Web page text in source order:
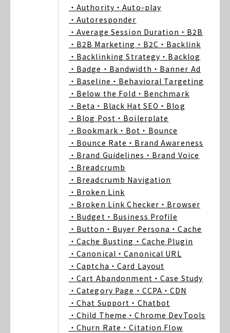
・Authority ・Auto-play
・Autoresponder
・Average Session Duration ・B2B
・B2B Marketing ・B2C ・Backlink
・Backlinking Strategy ・Backlog
・Badge ・Bandwidth ・Banner Ad
・Baseline ・Behavioral Targeting
・Below the Fold ・Benchmark
・Beta ・Black Hat SEO ・Blog
・Blog Post ・Boilerplate
・Bookmark ・Bot ・Bounce
・Bounce Rate ・Brand Awareness
・Brand Guidelines ・Brand Voice
・Breadcrumb
・Breadcrumb Navigation
・Broken Link
・Broken Link Checker ・Browser
・Budget ・Business Profile
・Button ・Buyer Persona ・Cache
・Cache Busting ・Cache Plugin
・Canonical ・Canonical URL
・Captcha ・Card Layout
・Cart Abandonment ・Case Study
・Category Page ・CCPA ・CDN
・Chat Support ・Chatbot
・Child Theme ・Chrome DevTools
・Churn Rate ・Citation Flow